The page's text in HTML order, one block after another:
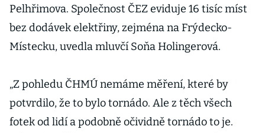
Pelhřimova. Společnost ČEZ eviduje 16 tisíc míst
bez dodávek elektřiny, zejména na Frýdecko-
Místecku, uvedla mluvčí Soňa Holingerová.
„Z pohledu ČHMÚ nemáme měření, které by
potvrdilo, že to bylo tornádo. Ale z těch všech
fotek od lidí a podobně očividně tornádo to je.